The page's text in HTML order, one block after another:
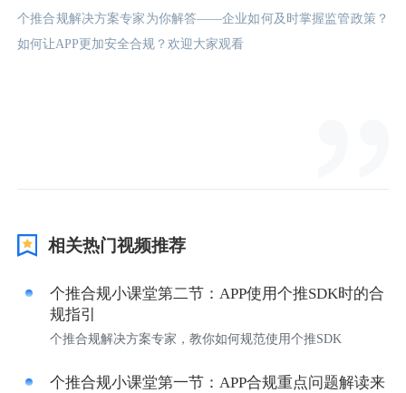
一键认证
消息中心
银行数字化
加入我们
相关热门视频推荐
个推合规小课堂第二节：APP使用个推SDK时的合
规指引
个推合规解决方案专家，教你如何规范使用个推SDK
个推合规小课堂第一节：APP合规重点问题解读来